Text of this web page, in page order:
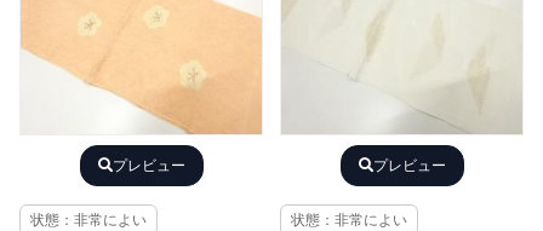
プレビュー
状態：非常によい
プレビュー
状態：非常によい